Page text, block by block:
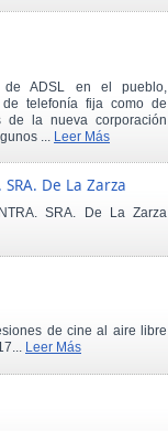
de ADSL en el pueblo,
telefonía fija como de
de la nueva corporación
... Leer Más
De La Zarza
SRA. De La Zarza
de cine al aire libre
Leer Más